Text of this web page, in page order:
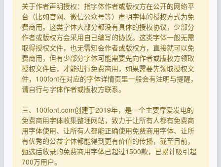
关于作者声明授权：指字体作者或版权方在公开的网络平
台（比如官网、微信公众号等）声明字体的授权方式为免
费商用。这类字体大部分都没有具体的授权协议，少部分
作者或版权方会采用自己编写的协议。这类字体一般无需
取得授权文件，也无需知会作者或版权方，直接就可以免
费商用，但有少部分字体可能需要先向作者或版权方领取
授权文件后，才能进行免费商用，如果需要先领取授权文
件，100font在对应的字体详情页里一般会有注明与提醒，
请自行与字体作者或版权方联系。
三、100font.com创建于2019年，是一个主要靠爱发电的
免费商用字体收集整理网站，致力于让所有人都有免费商
用字体使用、让所有人都能正确使用免费商用字体、让所
有优秀的公益字体都能得到更有价值的传播，截至目前，
甄选后收录的免费商用字体已超过1500款，已累计吸引超
700万用户。